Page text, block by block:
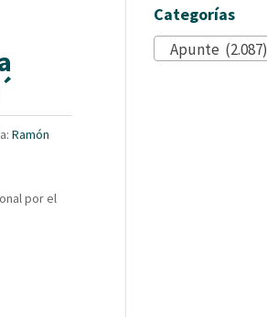
Ramón
por el
Categorías
Apunte (2.087)